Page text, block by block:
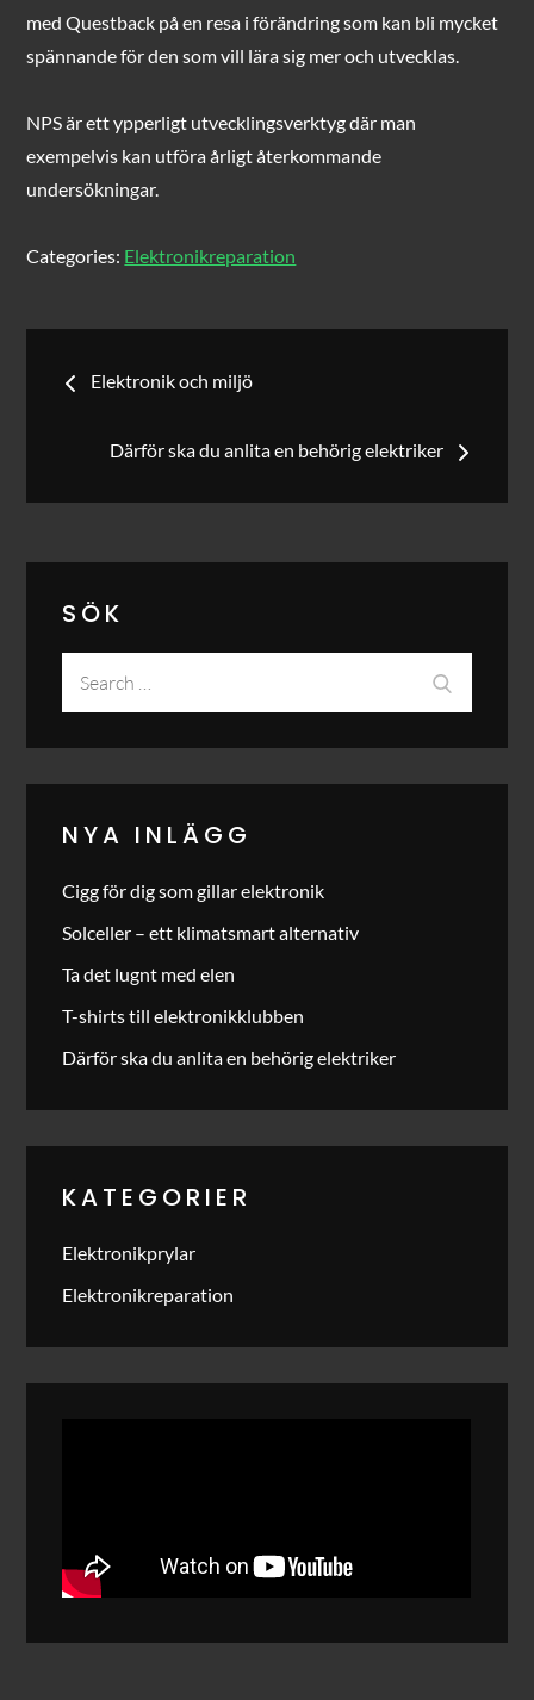
med Questback på en resa i förändring som kan bli mycket
spännande för den som vill lära sig mer och utvecklas.
NPS är ett ypperligt utvecklingsverktyg där man
exempelvis kan utföra årligt återkommande
undersökningar.
Categories: Elektronikreparation
Inläggsnavigering
Elektronik och miljö
Därför ska du anlita en behörig elektriker
SÖK
NYA INLÄGG
Cigg för dig som gillar elektronik
Solceller – ett klimatsmart alternativ
Ta det lugnt med elen
T-shirts till elektronikklubben
Därför ska du anlita en behörig elektriker
KATEGORIER
Elektronikprylar
Elektronikreparation